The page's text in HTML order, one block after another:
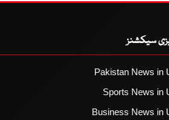
سیکشنز
Pakistan News in
Sports News in
Business News in